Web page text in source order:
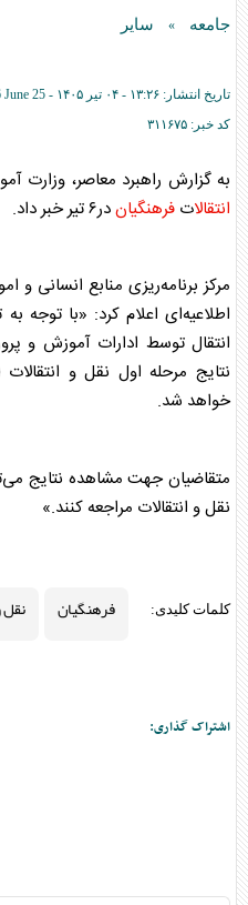
جامعه » سایر
تاریخ انتشار: ۱۳:۲۶ - ۰۴ تير ۱۴۰۵ -
June 25
کد خبر: ۳۱۱۶۷۵
به گزارش راهبرد معاصر، وزارت
انتقالات فرهنگیاندر۶ تیر خبر داد.
مرکز برنامه‌ریزی منابع انسانی
اطلاعیه‌ای اعلام کرد: «با توجه
انتقال توسط ادارات آموزش و
نتایج مرحله اول نقل و انتقال
خواهد شد.
متقاضیان جهت مشاهده نتایج
نقل و انتقالات مراجعه کنند.»
کلمات کلیدی: فرهنگیان نقل
اشتراک گذاری: